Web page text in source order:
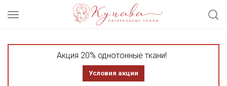
Акция 20% однотонные ткани!
Условия акции